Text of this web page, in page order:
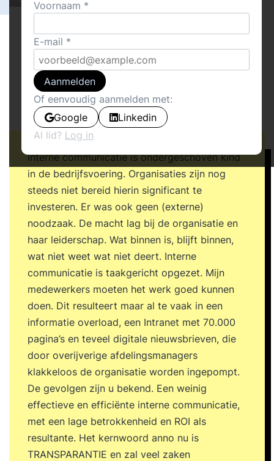
Interne communicatie is ondergeschoven kind
in de bedrijfsvoering. Organisaties zijn nog
steeds niet bereid hierin significant te
investeren. Er was ook geen (externe)
noodzaak. De macht lag bij de organisatie en
haar leiderschap. Wat binnen is, blijft binnen,
wat niet weet wat niet deert. Interne
communicatie is taakgericht opgezet. Mijn
medewerkers moeten het werk goed kunnen
doen. Dit resulteert maar al te vaak in een
informatie overload, een Intranet met 70.000
pagina’s en teveel digitale nieuwsbrieven, die
door overijverige afdelingsmanagers
klakkeloos de organisatie worden ingepompt.
De gevolgen zijn u bekend. Een weinig
effectieve en efficiënte interne communicatie,
met een lage betrokkenheid en ROI als
resultante. Het kernwoord anno nu is
TRANSPARANTIE en zal veel zaken
Voornaam
E-mail
Aanmelden
Of eenvoudig aanmelden met:
Google
Linkedin
Al lid? Log in